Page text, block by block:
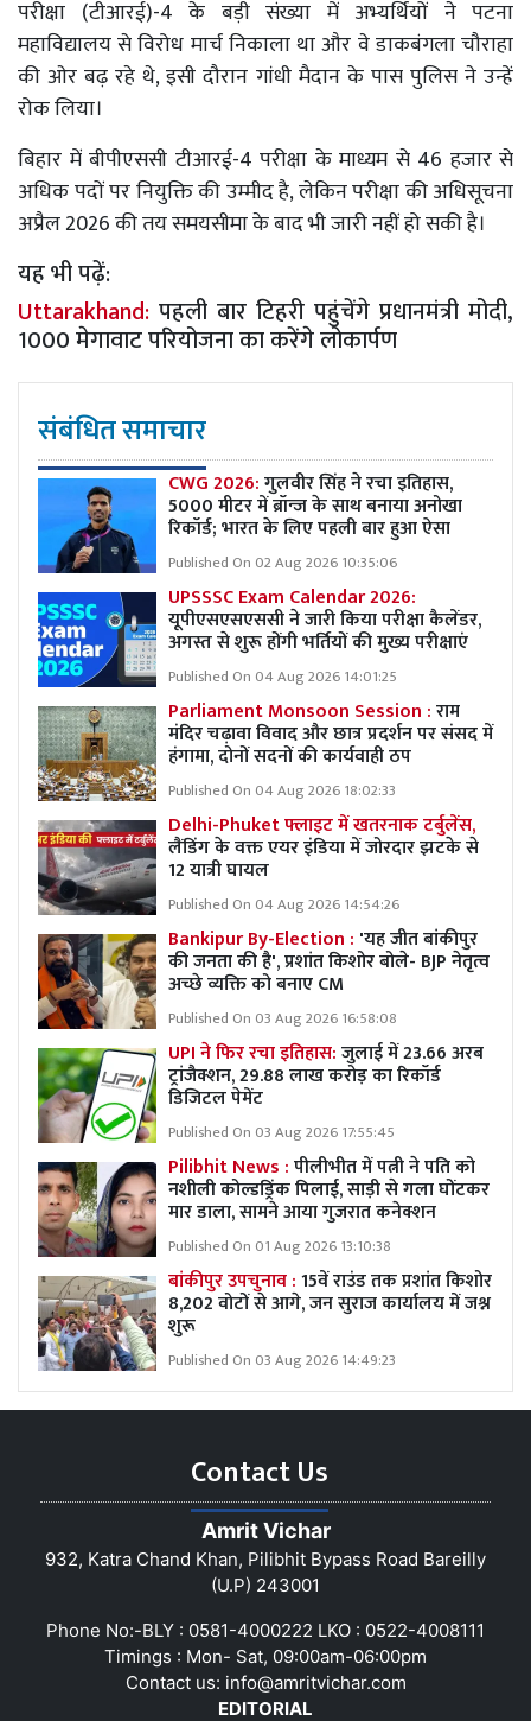
परीक्षा (टीआरई)-4 के बड़ी संख्या में अभ्यर्थियों ने पटना
महाविद्यालय से विरोध मार्च निकाला था और वे डाकबंगला चौराहा
की ओर बढ़ रहे थे, इसी दौरान गांधी मैदान के पास पुलिस ने उन्हें
रोक लिया।
बिहार में बीपीएससी टीआरई-4 परीक्षा के माध्यम से 46 हजार से
अधिक पदों पर नियुक्ति की उम्मीद है, लेकिन परीक्षा की अधिसूचना
अप्रैल 2026 की तय समयसीमा के बाद भी जारी नहीं हो सकी है।
यह भी पढ़ें:
Uttarakhand: पहली बार टिहरी पहुंचेंगे प्रधानमंत्री मोदी,
1000 मेगावाट परियोजना का करेंगे लोकार्पण
संबंधित समाचार
CWG 2026:गुलवीर सिंह ने रचा इतिहास,
5000 मीटर में ब्रॉन्ज के साथ बनाया अनोखा
रिकॉर्ड; भारत के लिए पहली बार हुआ ऐसा
Published On 02 Aug 2026 10:35:06
UPSSSC Exam Calendar 2026:
यूपीएसएसएससी ने जारी किया परीक्षा कैलेंडर,
अगस्त से शुरू होंगी भर्तियों की मुख्य परीक्षाएं
Published On 04 Aug 2026 14:01:25
Parliament Monsoon Session :राम
मंदिर चढ़ावा विवाद और छात्र प्रदर्शन पर संसद में
हंगामा, दोनों सदनों की कार्यवाही ठप
Published On 04 Aug 2026 18:02:33
Delhi-Phuket फ्लाइट में खतरनाक टर्बुलेंस,
लैंडिंग के वक्त एयर इंडिया में जोरदार झटके से
12 यात्री घायल
Published On 04 Aug 2026 14:54:26
Bankipur By-Election : 'यह जीत बांकीपुर
की जनता की है', प्रशांत किशोर बोले- BJP नेतृत्व
अच्छे व्यक्ति को बनाए CM
Published On 03 Aug 2026 16:58:08
UPI ने फिर रचा इतिहास:जुलाई में 23.66 अरब
ट्रांजैक्शन, 29.88 लाख करोड़ का रिकॉर्ड
डिजिटल पेमेंट
Published On 03 Aug 2026 17:55:45
Pilibhit News :पीलीभीत में पत्नी ने पति को
नशीली कोल्डड्रिंक पिलाई, साड़ी से गला घोंटकर
मार डाला, सामने आया गुजरात कनेक्शन
Published On 01 Aug 2026 13:10:38
बांकीपुर उपचुनाव :15वें राउंड तक प्रशांत किशोर
8,202 वोटों से आगे, जन सुराज कार्यालय में जश्न
शुरू
Published On 03 Aug 2026 14:49:23
Contact Us
Amrit Vichar
932, Katra Chand Khan, Pilibhit Bypass Road Bareilly
(U.P) 243001
Phone No:-BLY : 0581-4000222 LKO : 0522-4008111
Timings : Mon- Sat, 09:00am-06:00pm
Contact us: info@amritvichar.com
EDITORIAL